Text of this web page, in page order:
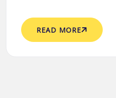
READ MORE